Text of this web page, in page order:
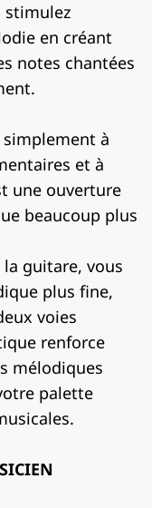
stimulez
en créant
notes chantées
à
et à
une ouverture
beaucoup plus
guitare, vous
plus fine,
voies
renforce
mélodiques
palette